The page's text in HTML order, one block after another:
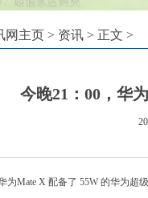
网主页 > 资讯 > 正文 >
今晚21：00，华
为Mate X 配备了 55W 的华为超